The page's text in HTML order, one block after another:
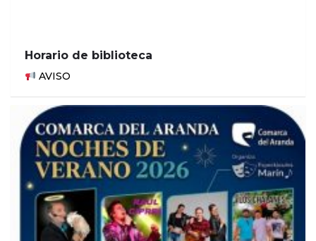
Horario de biblioteca
AVISO